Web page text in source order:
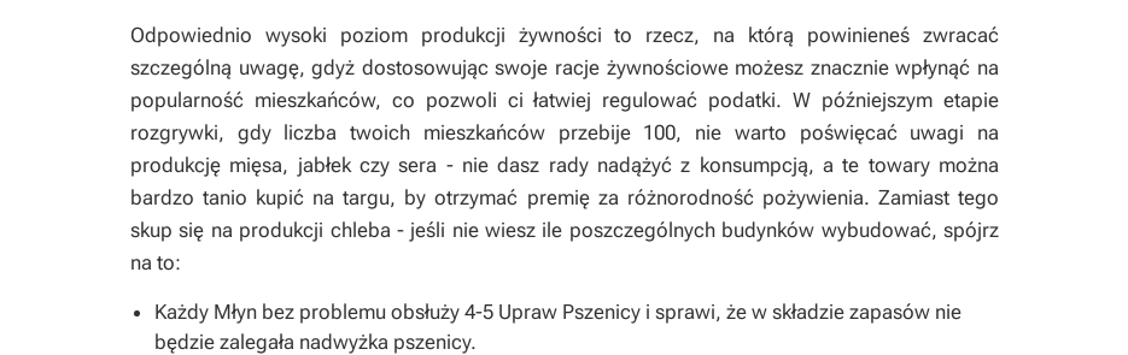
Odpowiednio wysoki poziom produkcji żywności to rzecz, na którą powinieneś zwracać
szczególną uwagę, gdyż dostosowując swoje racje żywnościowe możesz znacznie wpłynąć na
popularność mieszkańców, co pozwoli ci łatwiej regulować podatki. W późniejszym etapie
rozgrywki, gdy liczba twoich mieszkańców przebije 100, nie warto poświęcać uwagi na
produkcję mięsa, jabłek czy sera - nie dasz rady nadążyć z konsumpcją, a te towary można
bardzo tanio kupić na targu, by otrzymać premię za różnorodność pożywienia. Zamiast tego
skup się na produkcji chleba - jeśli nie wiesz ile poszczególnych budynków wybudować, spójrz
na to:
Każdy Młyn bez problemu obsłuży 4-5 Upraw Pszenicy i sprawi, że w składzie zapasów nie
będzie zalegała nadwyżka pszenicy.